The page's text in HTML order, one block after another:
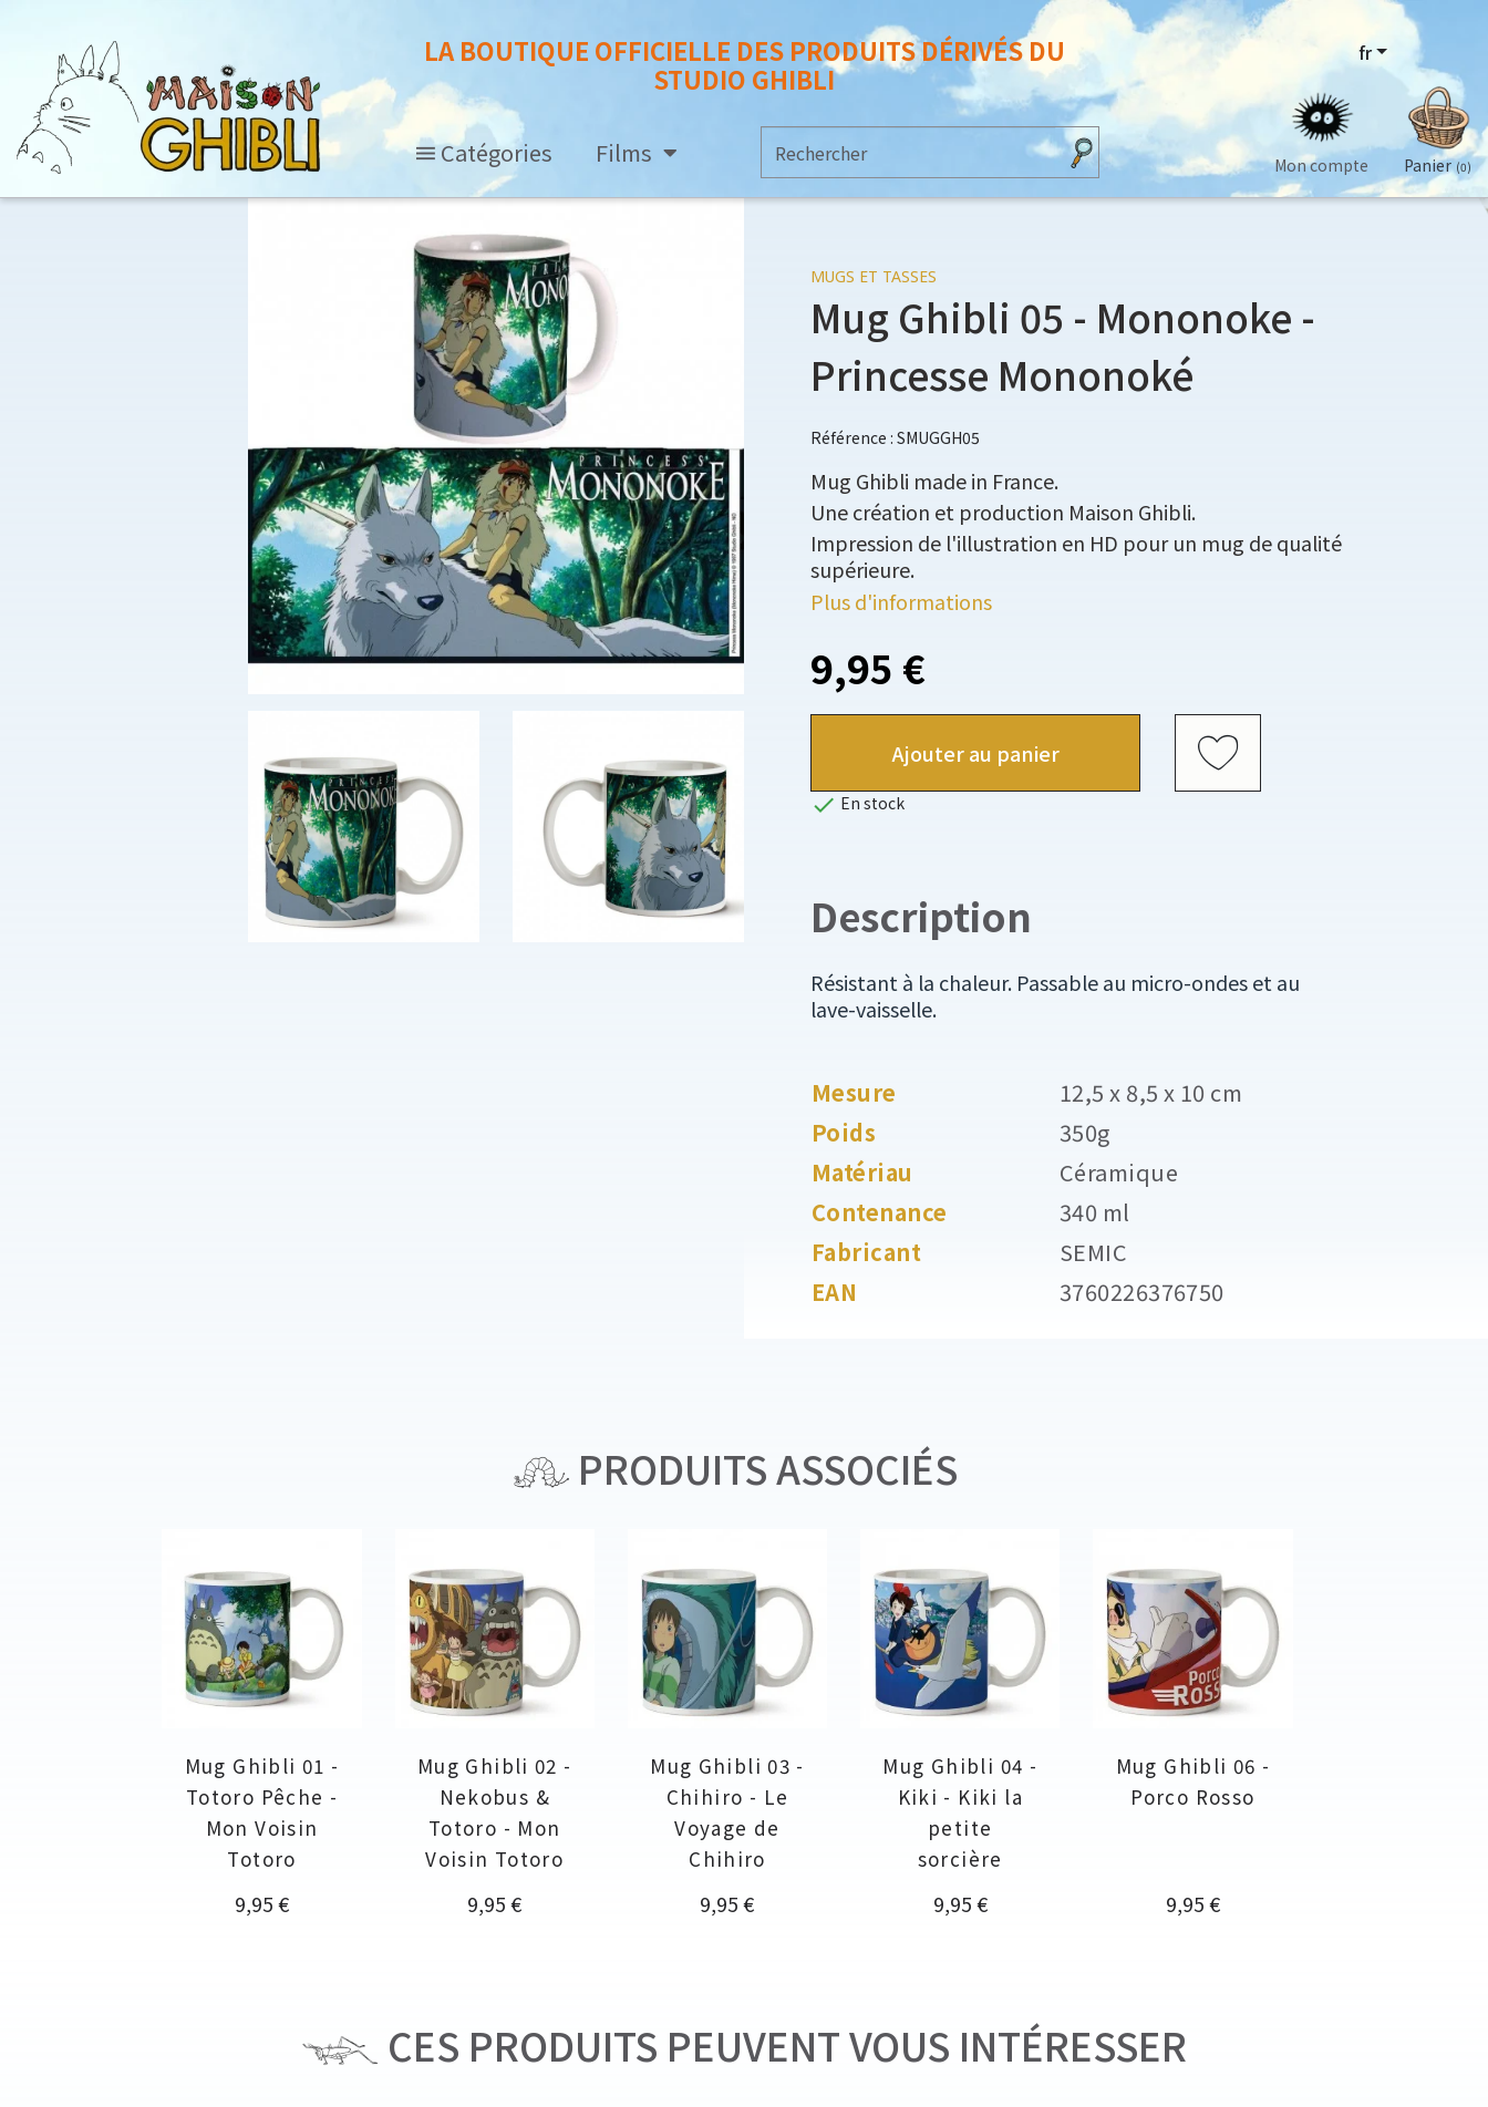
LA BOUTIQUE OFFICIELLE DES PRODUITS DÉRIVÉS DU
STUDIO GHIBLI
Catégories Films
fr
Mon compte Panier (0)
MUGS ET TASSES
Mug Ghibli 05 - Mononoke -
Princesse Mononoké
Référence : SMUGGH05
Mug Ghibli made in France.
Une création et production Maison Ghibli.
Impression de l'illustration en HD pour un mug de qualité
supérieure.
Plus d'informations
9,95 €
Ajouter au panier
 En stock
Description
Résistant à la chaleur. Passable au micro-ondes et au
lave-vaisselle.
Mesure
12,5 x 8,5 x 10 cm
Poids
350g
Matériau
Céramique
Contenance
340 ml
Fabricant
SEMIC
EAN
3760226376750
PRODUITS ASSOCIÉS
Mug Ghibli 01 -
Totoro Pêche -
Mon Voisin
Totoro
Prix
9,95 €
Mug Ghibli 02 -
Nekobus &
Totoro - Mon
Voisin Totoro
Prix
9,95 €
Mug Ghibli 03 -
Chihiro - Le
Voyage de
Chihiro
Prix
9,95 €
Mug Ghibli 04 -
Kiki - Kiki la
petite
sorcière
Prix
9,95 €
Mug Ghibli 06 -
Porco Rosso
Prix
9,95 €
CES PRODUITS PEUVENT VOUS INTÉRESSER